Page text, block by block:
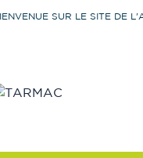
SUR LE SITE DE